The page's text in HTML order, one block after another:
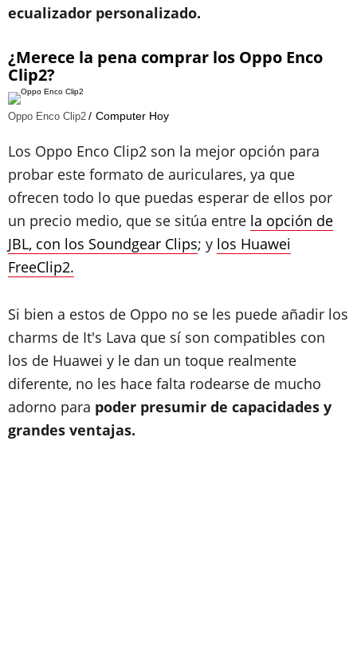
ecualizador personalizado.
¿Merece la pena comprar los Oppo Enco
Clip2?
Oppo Enco Clip2 Computer Hoy
Los Oppo Enco Clip2 son la mejor opción para
probar este formato de auriculares, ya que
ofrecen todo lo que puedas esperar de ellos por
un precio medio, que se sitúa entre la opción de
JBL, con los Soundgear Clips; y los Huawei
FreeClip2.
Si bien a estos de Oppo no se les puede añadir los
charms de It's Lava que sí son compatibles con
los de Huawei y le dan un toque realmente
diferente, no les hace falta rodearse de mucho
adorno para poder presumir de capacidades y
grandes ventajas.